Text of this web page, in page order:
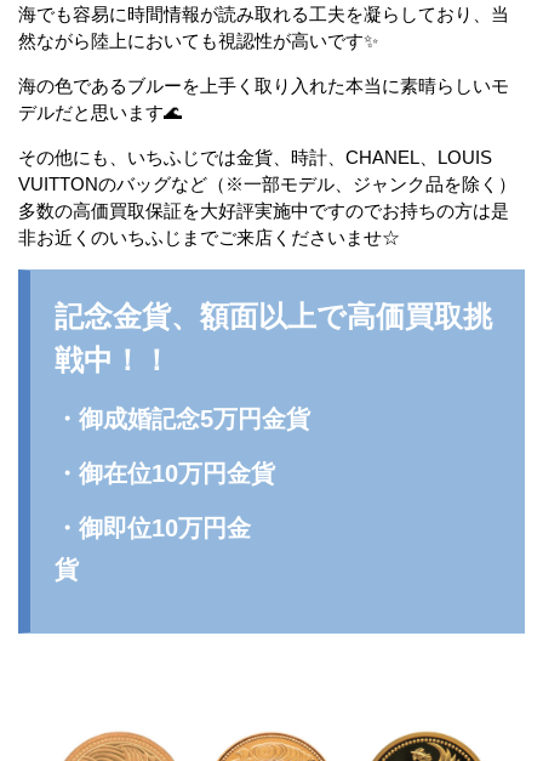
海でも容易に時間情報が読み取れる工夫を凝らしており、当
然ながら陸上においても視認性が高いです✨
海の色であるブルーを上手く取り入れた本当に素晴らしいモ
デルだと思います🌊
その他にも、いちふじでは金貨、時計、CHANEL、LOUIS
VUITTONのバッグなど（※一部モデル、ジャンク品を除く）
多数の高価買取保証を大好評実施中ですのでお持ちの方は是
非お近くのいちふじまでご来店くださいませ☆
記念金貨、額面以上で高価買取挑
戦中！！
・御成婚記念5万円金貨
・御在位10万円金貨
・御即位10万円金
貨